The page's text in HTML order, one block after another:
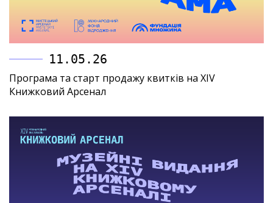
11.05.26
Програма та старт продажу квитків на XIV
Книжковий Арсенал